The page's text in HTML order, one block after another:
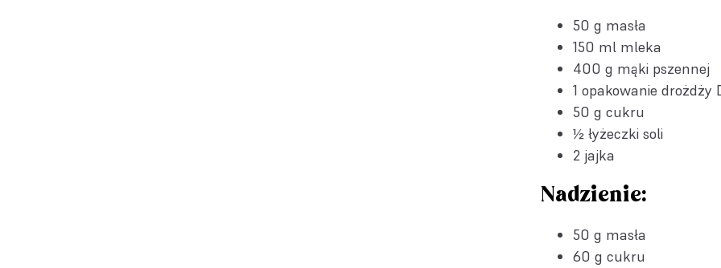
50 g masła
150 ml mleka
400 g mąki pszennej
1 opakowanie drożdży
50 g cukru
½ łyżeczki soli
2 jajka
Nadzienie:
50 g masła
60 g cukru